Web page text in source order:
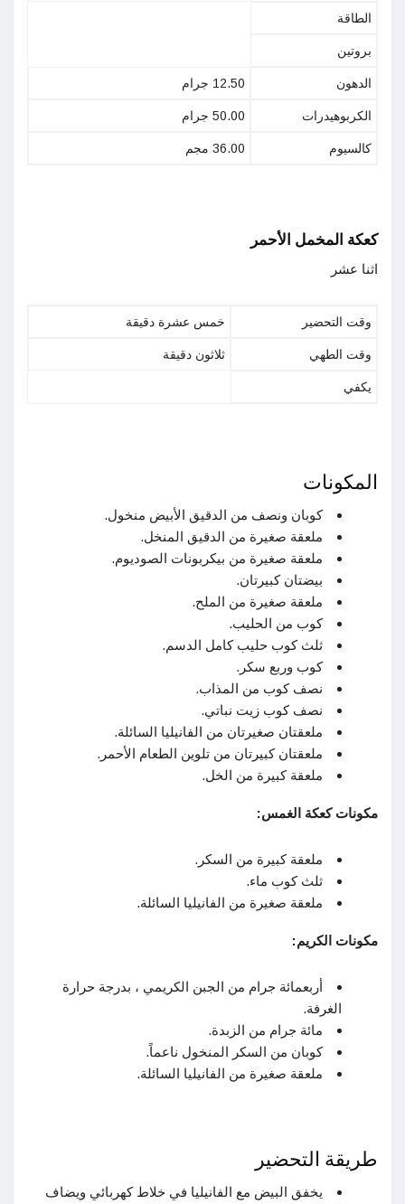
الطاقة
بروتين
الدهون 12.50 جرام
الكربوهيدرات 50.00 جرام
كالسيوم 36.00 مجم
كعكة المخمل الأحمر
اثنا عشر
وقت التحضير خمس عشرة دقيقة
وقت الطهي ثلاثون دقيقة
يكفي
المكونات
كوبان ونصف من الدقيق الأبيض منخول.
ملعقة صغيرة من الدقيق المنخل.
ملعقة صغيرة من بيكربونات الصوديوم.
بيضتان كبيرتان.
ملعقة صغيرة من الملح.
كوب من الحليب.
ثلث كوب حليب كامل الدسم.
كوب وربع سكر.
نصف كوب من المذاب.
نصف كوب زيت نباتي.
ملعقتان صغيرتان من الفانيليا السائلة.
ملعقتان كبيرتان من تلوين الطعام الأحمر.
ملعقة كبيرة من الخل.
مكونات كعكة الغمس:
ملعقة كبيرة من السكر.
ثلث كوب ماء.
ملعقة صغيرة من الفانيليا السائلة.
مكونات الكريم:
أربعمائة جرام من الجبن الكريمي ، بدرجة حرارة
الغرفة.
مائة جرام من الزبدة.
كوبان من السكر المنخول ناعماً.
ملعقة صغيرة من الفانيليا السائلة.
طريقة التحضير
يخفق البيض مع الفانيليا في خلاط كهربائي ويضاف